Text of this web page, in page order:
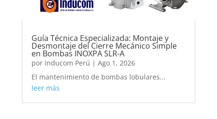
Guía Técnica Especializada: Montaje y
Desmontaje del Cierre Mecánico Simple
en Bombas INOXPA SLR-A
por Inducom Perú | Ago 1, 2026
El mantenimiento de bombas lobulares...
leer más